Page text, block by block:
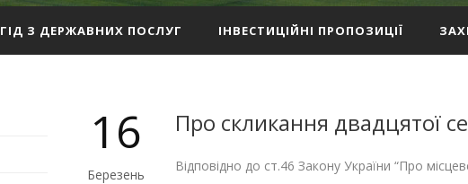
ГІД З ДЕРЖАВНИХ ПОСЛУГ ІНВЕСТИЦІЙНІ ПРОПОЗИЦІЇ
16
Березень
Про скликання двадцятої
Відповідно до ст.46 Закону України “Про